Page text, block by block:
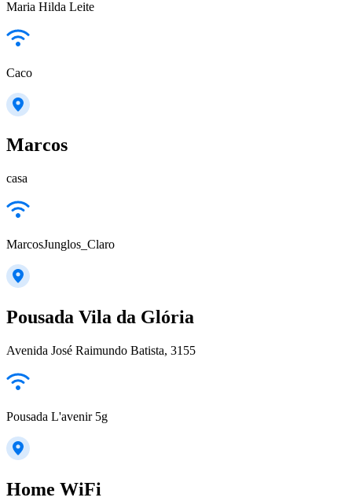
Maria Hilda Leite
Caco
Marcos
casa
MarcosJunglos_Claro
Pousada Vila da Glória
Avenida José Raimundo Batista, 3155
Pousada L'avenir 5g
Home WiFi